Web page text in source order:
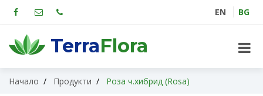
EN BG
TerraFlora
Начало Продукти Роза ч.хибрид (Rosa)